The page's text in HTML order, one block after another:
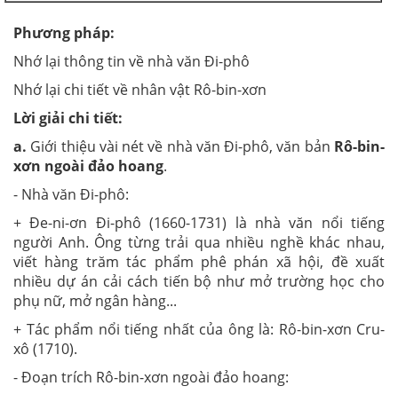
Phương pháp:
Nhớ lại thông tin về nhà văn Đi-phô
Nhớ lại chi tiết về nhân vật Rô-bin-xơn
Lời giải chi tiết:
a. Giới thiệu vài nét về nhà văn Đi-phô, văn bản Rô-bin-
xơn ngoài đảo hoang.
- Nhà văn Đi-phô:
+ Đe-ni-ơn Đi-phô (1660-1731) là nhà văn nổi tiếng
người Anh. Ông từng trải qua nhiều nghề khác nhau,
viết hàng trăm tác phẩm phê phán xã hội, đề xuất
nhiều dự án cải cách tiến bộ như mở trường học cho
phụ nữ, mở ngân hàng...
+ Tác phẩm nổi tiếng nhất của ông là: Rô-bin-xơn Cru-
xô (1710).
- Đoạn trích Rô-bin-xơn ngoài đảo hoang: